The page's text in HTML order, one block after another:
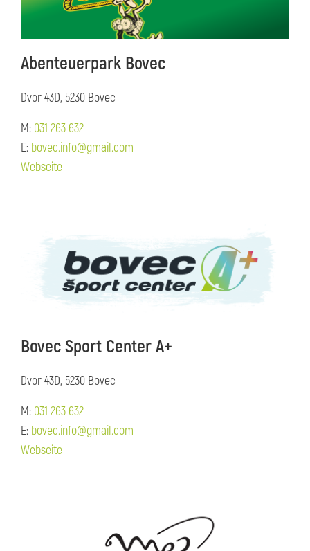
Abenteuerpark Bovec
Dvor 43D, 5230 Bovec
M: 031 263 632
E: bovec.info@gmail.com
Webseite
Bovec Sport Center A+
Dvor 43D, 5230 Bovec
M: 031 263 632
E: bovec.info@gmail.com
Webseite